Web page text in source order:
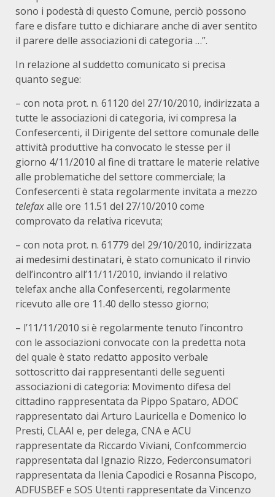
sono i podestà di questo Comune, perciò possono
fare e disfare tutto e dichiarare anche di aver sentito
il parere delle associazioni di categoria …”.
In relazione al suddetto comunicato si precisa
quanto segue:
– con nota prot. n. 61120 del 27/10/2010, indirizzata a
tutte le associazioni di categoria, ivi compresa la
Confesercenti, il Dirigente del settore comunale delle
attività produttive ha convocato le stesse per il
giorno 4/11/2010 al fine di trattare le materie relative
alle problematiche del settore commerciale; la
Confesercenti è stata regolarmente invitata a mezzo
telefaxalle ore 11.51 del 27/10/2010 come
comprovato da relativa ricevuta;
– con nota prot. n. 61779 del 29/10/2010, indirizzata
ai medesimi destinatari, è stato comunicato il rinvio
dell’incontro all’11/11/2010, inviando il relativo
telefax anche alla Confesercenti, regolarmente
ricevuto alle ore 11.40 dello stesso giorno;
– l’11/11/2010 si è regolarmente tenuto l’incontro
con le associazioni convocate con la predetta nota
del quale è stato redatto apposito verbale
sottoscritto dai rappresentanti delle seguenti
associazioni di categoria: Movimento difesa del
cittadino rappresentata da Pippo Spataro, ADOC
rappresentato dai Arturo Lauricella e Domenico lo
Presti, CLAAI e, per delega, CNAe ACU
rappresentate da Riccardo Viviani, Confcommercio
rappresentata dal Ignazio Rizzo, Federconsumatori
rappresentata da Ilenia Capodici e Rosanna Piscopo,
ADFUSBEF e SOS Utenti rappresentate da Vincenzo